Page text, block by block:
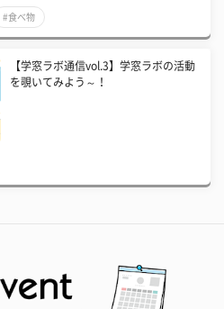
#食べ物
【学窓ラボ通信vol.3】学窓ラボの活動
を覗いてみよう～！